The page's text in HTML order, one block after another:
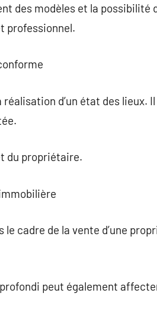
des modèles et la possibilité
professionnel.
d’un état des lieux.
du propriétaire.
cadre de la vente d’une
peut également